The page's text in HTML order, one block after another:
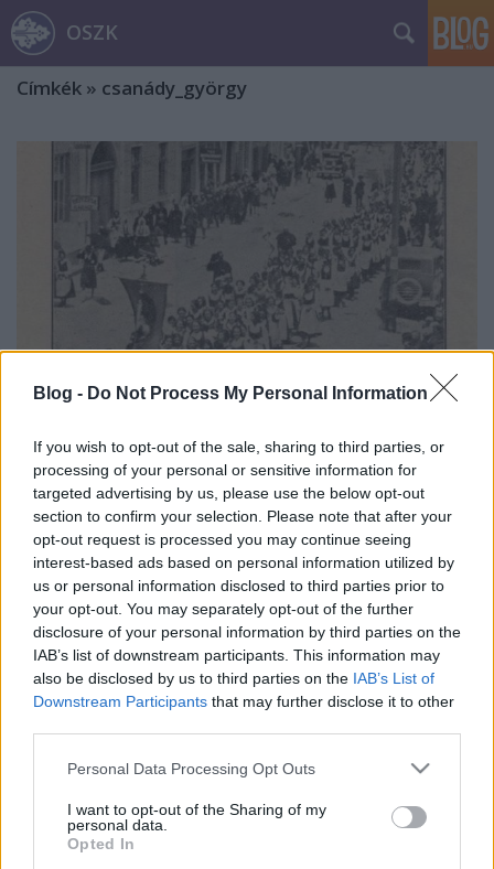
Blog - Do Not Process My Personal Information
If you wish to opt-out of the sale, sharing to third parties, or
processing of your personal or sensitive information for
targeted advertising by us, please use the below opt-out
section to confirm your selection. Please note that after your
opt-out request is processed you may continue seeing
interest-based ads based on personal information utilized by
us or personal information disclosed to third parties prior to
your opt-out. You may separately opt-out of the further
disclosure of your personal information by third parties on the
IAB’s list of downstream participants. This information may
also be disclosed by us to third parties on the IAB’s List of
Downstream Participants that may further disclose it to other
Please note that this website/app uses one or more Google
not limited to your visit or usage behaviour. You may click to
grant or deny consent to Google and its third-party tags to
use your data for below specified purposes in below Google
Personal Data Processing Opt Outs
I want to opt-out of the Sharing of my
personal data.
Opted In
OSZK
Címkék » csanády_györgy
Az Ezer Székely Leány Napja
Csíksomlyón
nemzetikonyvtar•2022. július 02.
Az Ezer Székely Leány Napját 1931-ben rendezték
meg először Csíksomlyón, amely azóta az ugyanott
tartott, több évszázados hagyománnyal bíró
pünkösdi búcsú után a legfontosabb székely
közösségi eseményé lett. A programot rendszerint
július első szombatjára időzítik, és a székely